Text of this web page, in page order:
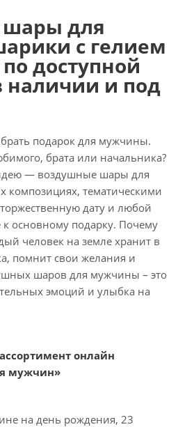
для
с гелием
доступной
наличии и под
подарок для мужчины.
брата или начальника?
— воздушные шары для
композициях, тематическими
дату и любой
к основному подарку. Почему
человек на земле хранит в
помнит свои желания и
шаров для мужчины – это
эмоций и улыбка на
онлайн
мужчин»
на день рождения, 23